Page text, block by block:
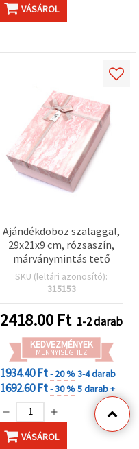
VÁSÁROL
Ajándékdoboz szalaggal,
29x21x9 cm, rózsaszín,
márványmintás tető
SKU (leltári azonosító):
315153
2418.00 Ft 1-2 darab
KEDVEZMÉNYEK
MENNYISÉGHEZ
1934.40 Ft- 20 %3-4 darab
1692.60 Ft- 30 %5 darab +
VÁSÁROL